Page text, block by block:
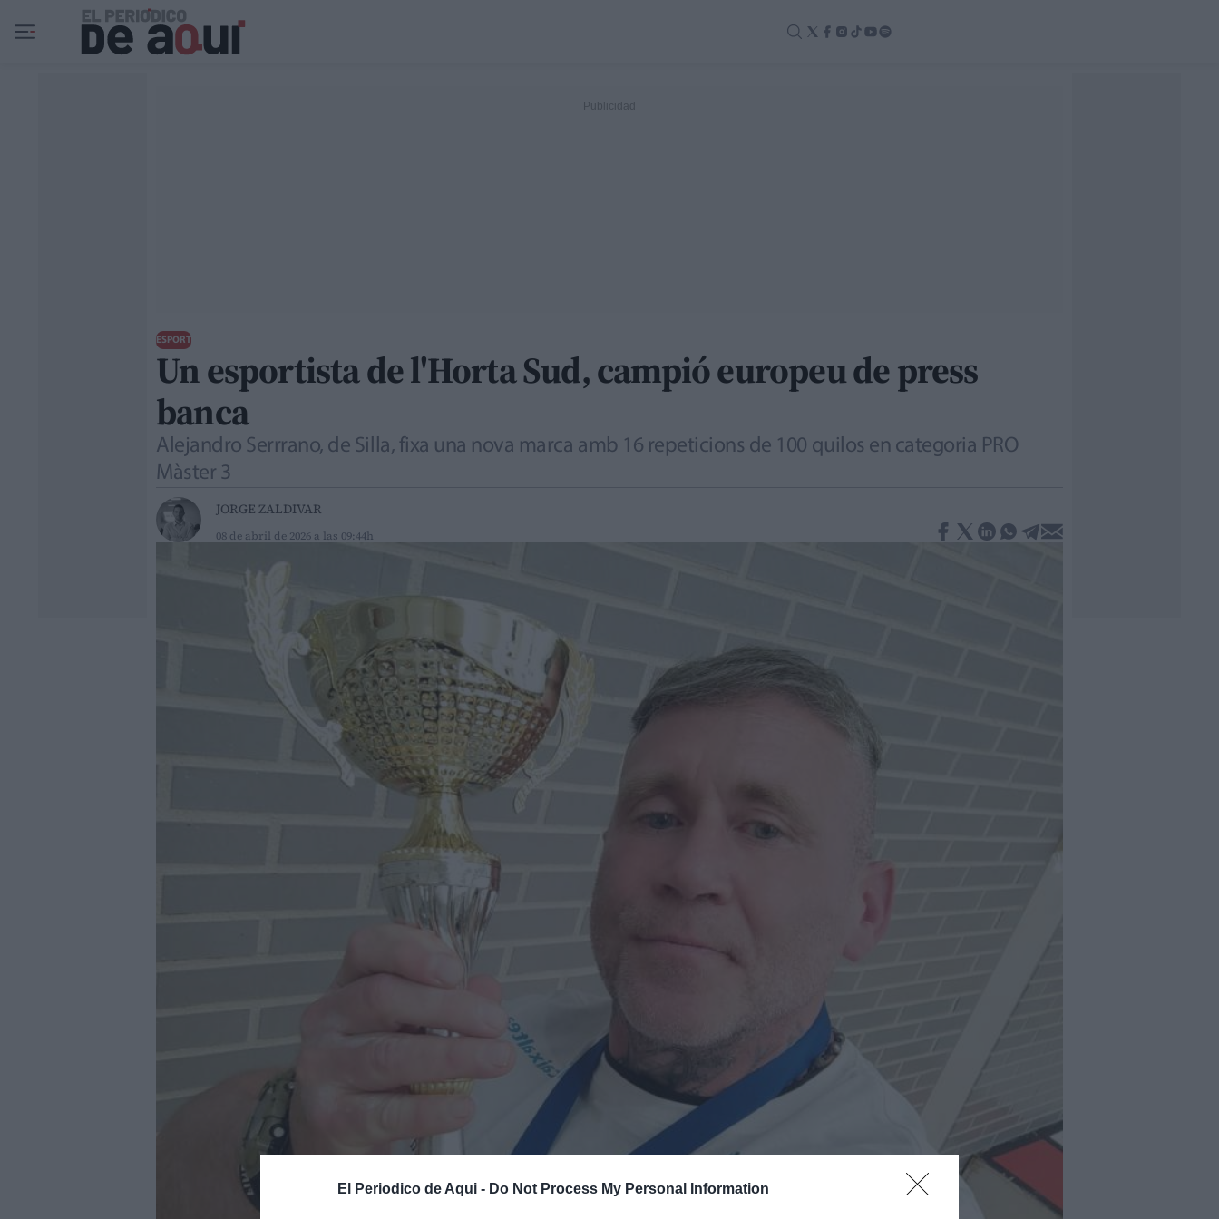
El Periodico de Aqui - Do Not Process My Personal Information
Ir al contenido principal
ESPORT
Un esportista de l'Horta Sud, campió europeu de press
banca
Alejandro Serrrano, de Silla, fixa una nova marca amb 16 repeticions de 100 quilos en categoria PRO
Màster 3
JORGE ZALDIVAR
08 de abril de 2026 a las 09:44h